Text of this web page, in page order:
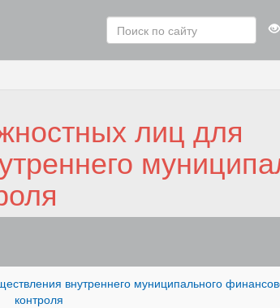
лиц для
внутреннего муниципального
контроля